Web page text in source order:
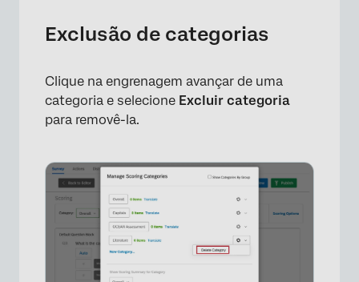
Exclusão de categorias
Clique na engrenagem avançar de uma
categoria e selecione Excluir categoria
para removê-la.